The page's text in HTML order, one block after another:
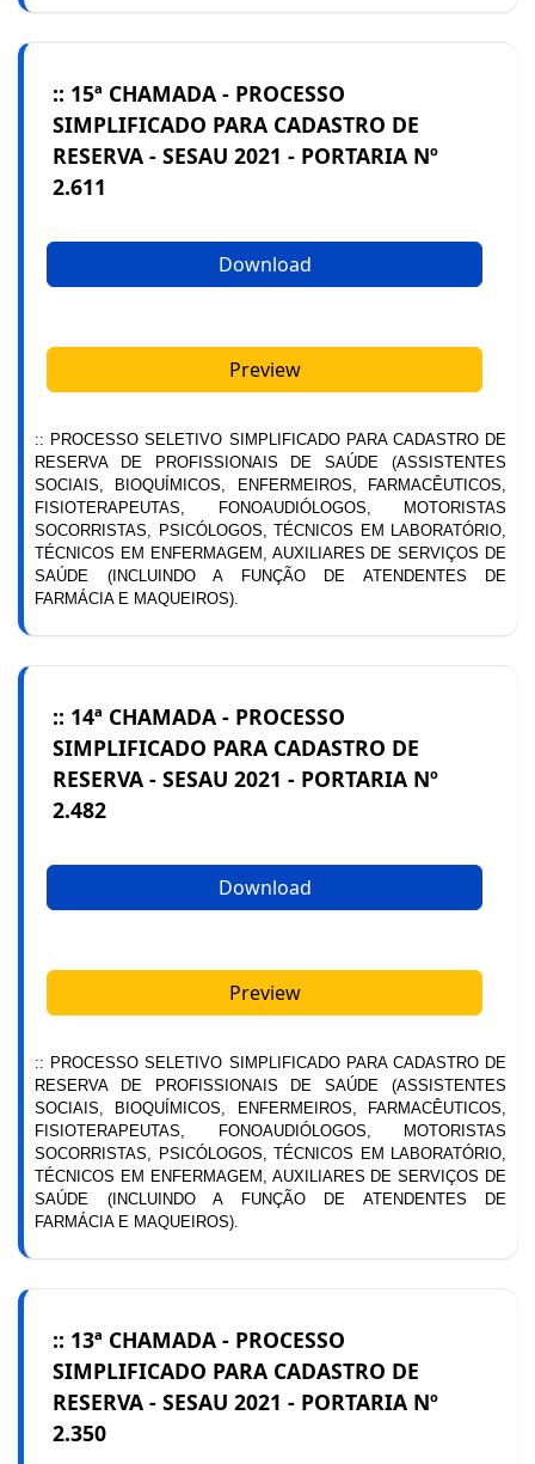
:: 15ª CHAMADA - PROCESSO
SIMPLIFICADO PARA CADASTRO DE
RESERVA - SESAU 2021 - PORTARIA Nº
2.611
Download
Preview
:: PROCESSO SELETIVO SIMPLIFICADO PARA CADASTRO DE
RESERVA DE PROFISSIONAIS DE SAÚDE (ASSISTENTES
SOCIAIS, BIOQUÍMICOS, ENFERMEIROS, FARMACÊUTICOS,
FISIOTERAPEUTAS, FONOAUDIÓLOGOS, MOTORISTAS
SOCORRISTAS, PSICÓLOGOS, TÉCNICOS EM LABORATÓRIO,
TÉCNICOS EM ENFERMAGEM, AUXILIARES DE SERVIÇOS DE
SAÚDE (INCLUINDO A FUNÇÃO DE ATENDENTES DE
FARMÁCIA E MAQUEIROS).
:: 14ª CHAMADA - PROCESSO
SIMPLIFICADO PARA CADASTRO DE
RESERVA - SESAU 2021 - PORTARIA Nº
2.482
Download
Preview
:: PROCESSO SELETIVO SIMPLIFICADO PARA CADASTRO DE
RESERVA DE PROFISSIONAIS DE SAÚDE (ASSISTENTES
SOCIAIS, BIOQUÍMICOS, ENFERMEIROS, FARMACÊUTICOS,
FISIOTERAPEUTAS, FONOAUDIÓLOGOS, MOTORISTAS
SOCORRISTAS, PSICÓLOGOS, TÉCNICOS EM LABORATÓRIO,
TÉCNICOS EM ENFERMAGEM, AUXILIARES DE SERVIÇOS DE
SAÚDE (INCLUINDO A FUNÇÃO DE ATENDENTES DE
FARMÁCIA E MAQUEIROS).
:: 13ª CHAMADA - PROCESSO
SIMPLIFICADO PARA CADASTRO DE
RESERVA - SESAU 2021 - PORTARIA Nº
2.350